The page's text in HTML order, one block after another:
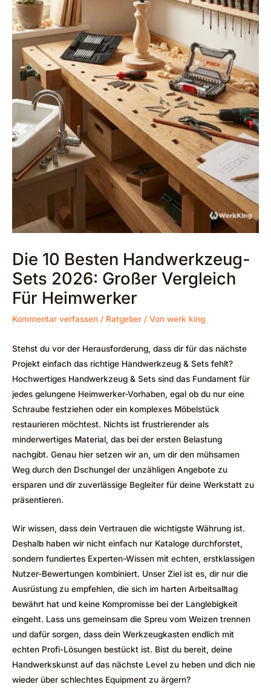
Die 10 Besten Handwerkzeug-
Sets 2026: Großer Vergleich
Für Heimwerker
Kommentar verfassen / Ratgeber / Von werk king
Stehst du vor der Herausforderung, dass dir für das nächste
Projekt einfach das richtige Handwerkzeug & Sets fehlt?
Hochwertiges Handwerkzeug & Sets sind das Fundament für
jedes gelungene Heimwerker-Vorhaben, egal ob du nur eine
Schraube festziehen oder ein komplexes Möbelstück
restaurieren möchtest. Nichts ist frustrierender als
minderwertiges Material, das bei der ersten Belastung
nachgibt. Genau hier setzen wir an, um dir den mühsamen
Weg durch den Dschungel der unzähligen Angebote zu
ersparen und dir zuverlässige Begleiter für deine Werkstatt zu
präsentieren.
Wir wissen, dass dein Vertrauen die wichtigste Währung ist.
Deshalb haben wir nicht einfach nur Kataloge durchforstet,
sondern fundiertes Experten-Wissen mit echten, erstklassigen
Nutzer-Bewertungen kombiniert. Unser Ziel ist es, dir nur die
Ausrüstung zu empfehlen, die sich im harten Arbeitsalltag
bewährt hat und keine Kompromisse bei der Langlebigkeit
eingeht. Lass uns gemeinsam die Spreu vom Weizen trennen
und dafür sorgen, dass dein Werkzeugkasten endlich mit
echten Profi-Lösungen bestückt ist. Bist du bereit, deine
Handwerkskunst auf das nächste Level zu heben und dich nie
wieder über schlechtes Equipment zu ärgern?